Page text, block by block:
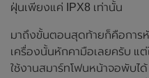
ฝุ่นเพียงแค่ IPX8 เท่านั้น
มาถึงขั้นตอนสุดท้ายก็คือการ
เครื่องนั้นหักคามือเลยครับ แต่
ใช้งานสมาร์ทโฟนหน้าจอพับไ